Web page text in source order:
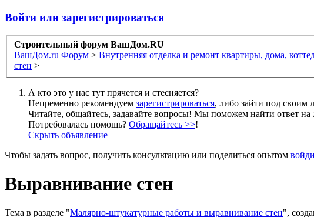
Войти или зарегистрироваться
Строительный форум ВашДом.RU
ВашДом.ru Форум > Внутренняя отделка и ремонт квартиры, дома,
стен >
А кто это у нас тут прячется и стесняется?
Непременно рекомендуем зарегистрироваться, либо зайти под своим
Читайте, общайтесь, задавайте вопросы! Мы поможем найти ответ
Потребовалась помощь? Обращайтесь >>!
Скрыть объявление
Чтобы задать вопрос, получить консультацию или поделиться опытом
Выравнивание стен
Тема в разделе "Малярно-штукатурные работы и выравнивание стен",